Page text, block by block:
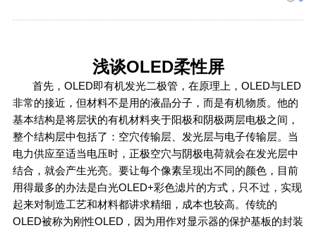
浅谈OLED柔性屏
首先，OLED即有机发光二极管，在原理上，OLED与LED
非常的接近，但材料不是用的液晶分子，而是有机物质。他的
基本结构是将层状的有机材料夹于阳极和阴极两层电极之间，
整个结构层中包括了：空穴传输层、发光层与电子传输层。当
电力供应至适当电压时，正极空穴与阴极电荷就会在发光层中
结合，就会产生光亮。要让每个像素呈现出不同的颜色，目前
用得最多的办法是白光OLED+彩色滤片的方式，只不过，实现
起来对制造工艺和材料都讲求精细，成本也较高。传统的
OLED被称为刚性OLED，因为用作对显示器的保护基板的封装